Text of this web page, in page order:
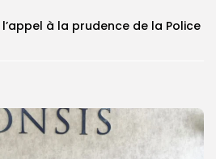
à la prudence de la Police